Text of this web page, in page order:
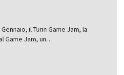
il Turin Game Jam, la
Game Jam, un…